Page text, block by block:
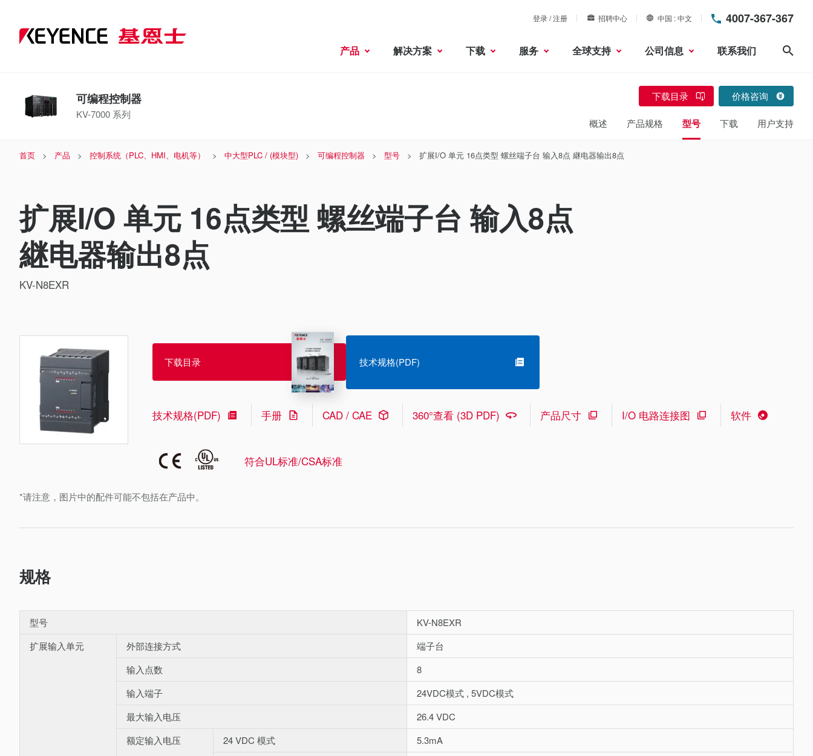
登录 / 注册 招聘中心 中国 中文 4007-367-367
产品 解决方案 下载 服务 全球支持 公司信息 联系我们
可编程控制器
KV-7000 系列
下载目录 价格咨询
概述 产品规格 型号 下载 用户支持
首页 产品 控制系统（PLC、HMI、电机等） 中大型PLC / (模块型) 可编程控制器 型号 扩展I/O 单元 16点类型 螺丝端子台 输入8点 継电器输出8点
扩展I/O 单元 16点类型 螺丝端子台 输入8点
継电器输出8点
KV-N8EXR
*请注意，图片中的配件可能不包括在产品中。
下载目录 技术规格(PDF)
技术规格(PDF) 手册 CAD / CAE 360°查看 (3D PDF) 产品尺寸 I/O 电路连接图 软件
符合UL标准/CSA标准
规格
型号
KV-N8EXR
扩展输入单元
外部连接方式
端子台
输入点数
8
输入端子
24VDC模式 , 5VDC模式
最大输入电压
26.4 VDC
额定输入电压
24 VDC 模式
5.3mA